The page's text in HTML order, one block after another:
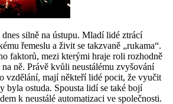
silně na ústupu. Mladí lidé ztrácí
řemeslu a živit se takzvaně „rukama“.
faktorů, mezi kterými hraje roli rozhodně
ně. Právě kvůli neustálému zvyšování
vzdělání, mají někteří lidé pocit, že vyučit
byla ostuda. Spousta lidí se také bojí
k neustálé automatizaci ve společnosti.